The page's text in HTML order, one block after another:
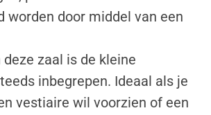
worden door middel van een
zaal is de kleine
inbegrepen. Ideaal als je
vestiaire wil voorzien of een